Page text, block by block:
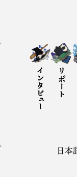
インタビュー リポート
日本